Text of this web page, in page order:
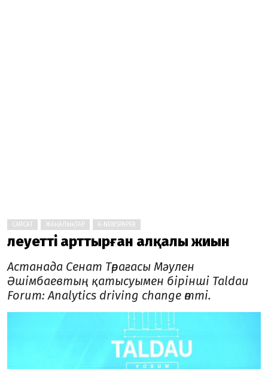
САЯСАТ ЖАҢАЛЫҚТАР A-NEWSPAPER
Әлеуетті арттырған алқалы жиын
Астанада Сенат Төрағасы Мәулен
Әшімбаевтың қатысуымен бірінші Taldau
Forum: Analytics driving change өтті.